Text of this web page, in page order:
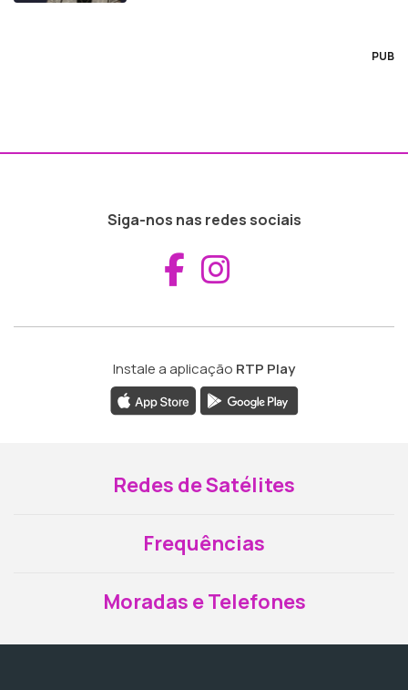
PUB
Siga-nos nas redes sociais
Aceder ao
Instale a aplicação RTP Play
Redes de Satélites
Frequências
Moradas e Telefones